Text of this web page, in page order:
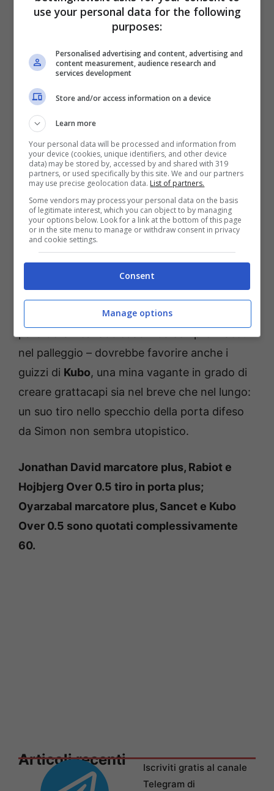
Non meno importante è la sfida di Liga
Sociedad ed Athletic, con i baschi chiamati a
riscattare la delusione, tremenda, maturata in
Europa League per mano del Manchester
United. Certo, contro
il compito non sarà affatto facile. E proprio il
tuttocampista dellaReal Sociedad, autore di
8 reti in stagione, è uno dei candidati più
autorevoli a mettere a segno almeno un gol.
Per quanto concerne i possibili tiratori,
invece, occhio aSancet, sempre una mina
vagante e in grado di fare la differenza
quando si inserisce a fari spenti. Soprattutto
se condotta ad alti ritmi, la trasmissione di
palla della Real Sociedad – da sempre maestri
nel palleggio – dovrebbe favorire anche i
guizzi di Kubo, una mina vagante in grado di
creare grattacapi sia nel breve che nel lungo:
un suo tiro nello specchio della porta difeso
da Simon non sembra utopistico.
Jonathan David marcatore plus, Rabiot e
Hojbjerg Over 0.5 tiro in porta plus;
Oyarzabal marcatore plus, Sancet e Kubo
Over 0.5 sono quotati complessivamente
60.
Articoli recenti
Iscriviti gratis al canale
Telegram di
use your personal data for the following
purposes:
Personalised advertising and content, advertising and
content measurement, audience research and
services development
Store and/or access information on a device
Learn more
Your personal data will be processed and information from
your device (cookies, unique identifiers, and other device
data) may be stored by, accessed by and shared with 319
partners, or used specifically by this site. We and our partners
may use precise geolocation data. List of partners.
Some vendors may process your personal data on the basis
of legitimate interest, which you can object to by managing
your options below. Look for a link at the bottom of this page
or in the site menu to manage or withdraw consent in privacy
and cookie settings.
Consent
Manage options